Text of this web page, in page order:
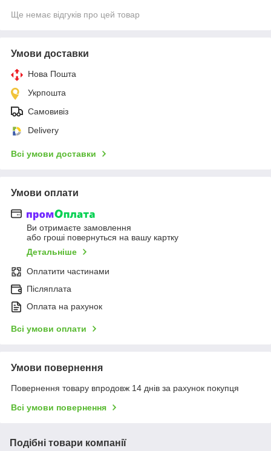
Ще немає відгуків про цей товар
Умови доставки
Нова Пошта
Укрпошта
Самовивіз
Delivery
Всі умови доставки
Умови оплати
Ви отримаєте замовлення
або гроші повернуться на вашу картку
Детальніше
Оплатити частинами
Післяплата
Оплата на рахунок
Всі умови оплати
Умови повернення
Повернення товару впродовж 14 днів за рахунок покупця
Всі умови повернення
Подібні товари компанії